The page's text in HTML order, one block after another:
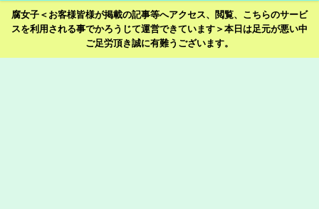
腐女子＜お客様皆様が掲載の記事等へアクセス、閲覧、こちらのサービ
スを利用される事でかろうじて運営できています＞本日は足元が悪い中
ご足労頂き誠に有難うございます。